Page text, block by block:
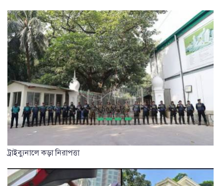
ট্রাইব্যুনালে কড়া নিরাপত্তা